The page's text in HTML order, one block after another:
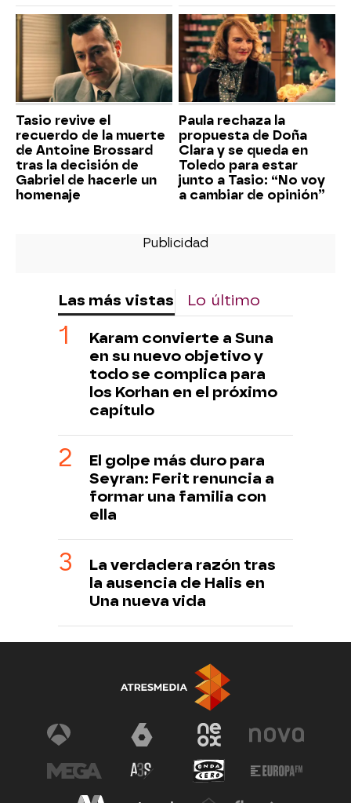
Tasio revive el
recuerdo de la muerte
de Antoine Brossard
tras la decisión de
Gabriel de hacerle un
homenaje
Paula rechaza la
propuesta de Doña
Clara y se queda en
Toledo para estar
junto a Tasio: “No voy
a cambiar de opinión”
Las más vistas Lo último
Karam convierte a Suna
en su nuevo objetivo y
todo se complica para
los Korhan en el próximo
capítulo
El golpe más duro para
Seyran: Ferit renuncia a
formar una familia con
ella
La verdadera razón tras
la ausencia de Halis en
Una nueva vida